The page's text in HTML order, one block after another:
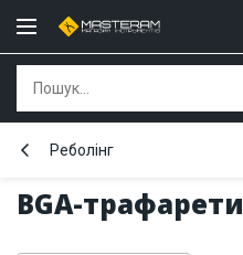
BGA-трафарети
Реболінг